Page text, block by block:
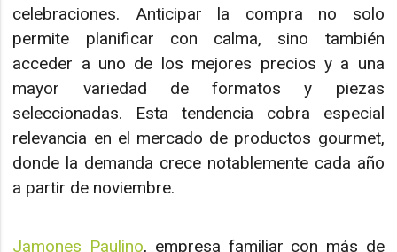
celebraciones. Anticipar la compra no solo
permite planificar con calma, sino también
acceder a uno de los mejores precios y a una
mayor variedad de formatos y piezas
seleccionadas. Esta tendencia cobra especial
relevancia en el mercado de productos gourmet,
donde la demanda crece notablemente cada año
a partir de noviembre.
Jamones Paulino, empresa familiar con más de